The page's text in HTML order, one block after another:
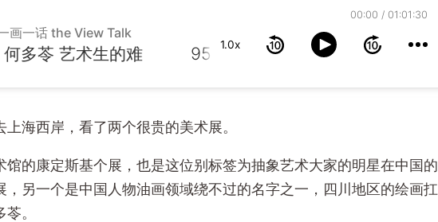
画一话 the View Talk
苓 艺术生的难 1.0x
00:00 01:01:30
海西岸，看了两个很贵的美术展。
馆的康定斯基个展，也是这位别标签为抽象艺术大家的明星在中国的
，另一个是中国人物油画领域绕不过的名字之一，四川地区的绘画扛
。